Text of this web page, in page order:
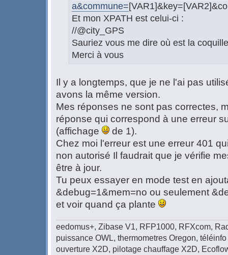
a&commune=
Et mon XPATH est celui-ci :
//@city_GPS
Sauriez vous me dire où est la
Merci à vous
Il y a longtemps, que je ne l'ai pas
avons la même version.
Mes réponses ne sont pas correctes,
réponse qui correspond à une erreur
(affichage
de 1).
Chez moi l'erreur est une erreur 401
non autorisé Il faudrait que je vérifie
être à jour.
Tu peux essayer en mode test en
&debug=1&mem=no ou seulement
et voir quand ça plante
eedomus+, Zibase V1, RFP1000, RFXcom,
puissance OWL, thermometres Oregon,
ouverture X2D, pilotage chauffage X2D,